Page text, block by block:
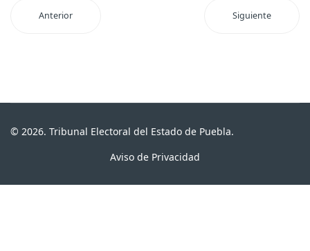
Anterior Siguiente
© 2026. Tribunal Electoral del Estado de Puebla.
Aviso de Privacidad